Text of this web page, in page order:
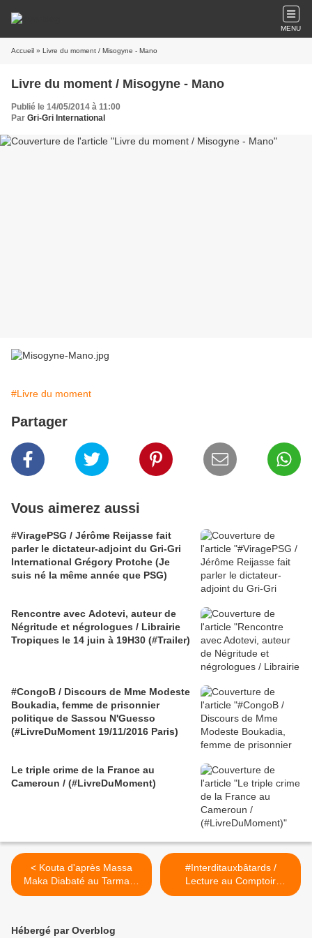
MENU
Accueil » Livre du moment / Misogyne - Mano
Livre du moment / Misogyne - Mano
Publié le 14/05/2014 à 11:00
Par Gri-Gri International
#Livre du moment
Partager
Vous aimerez aussi
#ViragePSG / Jérôme Reijasse fait
parler le dictateur-adjoint du Gri-Gri
International Grégory Protche (Je
suis né la même année que PSG)
Rencontre avec Adotevi, auteur de
Négritude et négrologues / Librairie
Tropiques le 14 juin à 19H30 (#Trailer)
#CongoB / Discours de Mme Modeste
Boukadia, femme de prisonnier
politique de Sassou N'Guesso
(#LivreDuMoment 19/11/2016 Paris)
Le triple crime de la France au
Cameroun / (#LivreDuMoment)
< Kouta d'après Massa
Maka Diabaté au Tarmac /
du 13 au 23 mai
#Interditauxbâtards /
Lecture au Comptoir
Général le 28 avril 2014 /
Hébergé par Overblog